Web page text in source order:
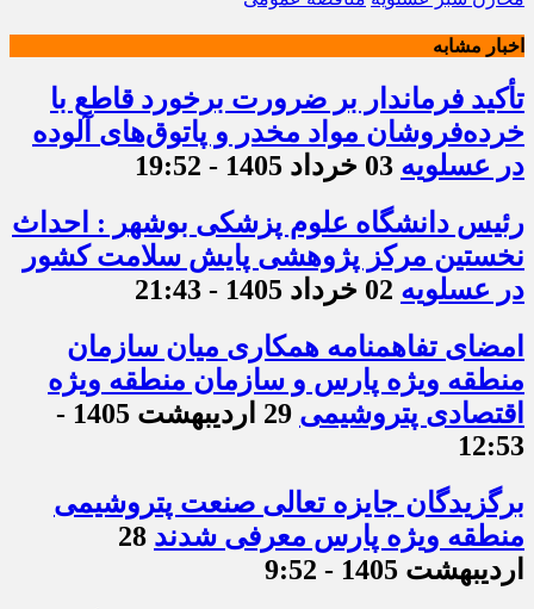
اخبار مشابه
تأکید فرماندار بر ضرورت برخورد قاطع با
خرده‌فروشان مواد مخدر و پاتوق‌های آلوده
در عسلویه 03 خرداد 1405 - 19:52
رئیس دانشگاه علوم پزشکی بوشهر : احداث
نخستین مرکز پژوهشی پایش سلامت کشور
در عسلویه 02 خرداد 1405 - 21:43
امضای تفاهمنامه همکاری میان سازمان
منطقه ویژه پارس و سازمان منطقه ویژه
اقتصادی پتروشیمی
29 اردیبهشت 1405 -
12:53
برگزیدگان جایزه تعالی صنعت پتروشیمی
منطقه ویژه پارس معرفی شدند 28
اردیبهشت 1405 - 9:52